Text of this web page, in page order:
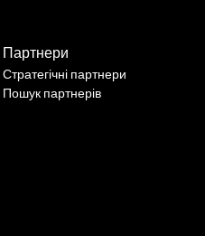
Партнери
Стратегічні партнери
Пошук партнерів